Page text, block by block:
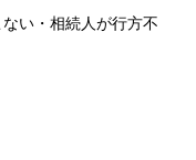
い・相続人が行方不